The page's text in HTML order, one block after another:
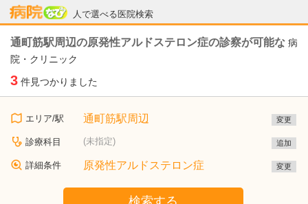
人で選べる医院検索
病院なび
通町筋駅周辺の原発性アルドステロン症の診察が可能な 病
院・クリニック
3 件見つかりました
エリア/駅 通町筋駅周辺 変更
診療科目 (未指定) 追加
詳細条件 原発性アルドステロン症 変更
検索する